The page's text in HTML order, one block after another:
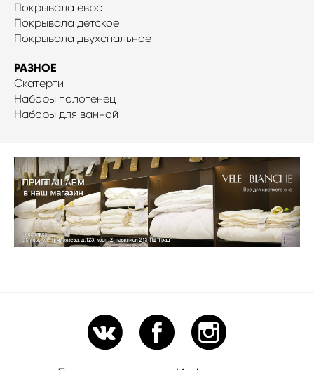
Покрывала евро
Покрывала детское
Покрывала двухспальное
РАЗНОЕ
Скатерти
Наборы полотенец
Наборы для ванной